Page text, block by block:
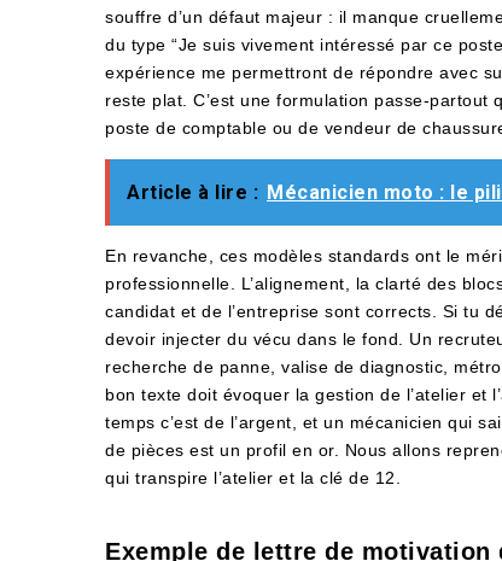
souffre d’un défaut majeur : il manque
du type “Je suis vivement intéressé par ce
expérience me permettront de répondre avec
reste plat. C’est une formulation passe-partout
poste de comptable ou de vendeur de
Article à lire : Mécanicien moto : le
En revanche, ces modèles standards ont le
professionnelle. L’alignement, la clarté des
candidat et de l’entreprise sont corrects. Si tu
devoir injecter du vécu dans le fond. Un
recherche de panne, valise de diagnostic,
bon texte doit évoquer la gestion de l’atelier et
temps c’est de l’argent, et un mécanicien qui
de pièces est un profil en or. Nous allons
qui transpire l’atelier et la clé de 12.
Exemple de lettre de